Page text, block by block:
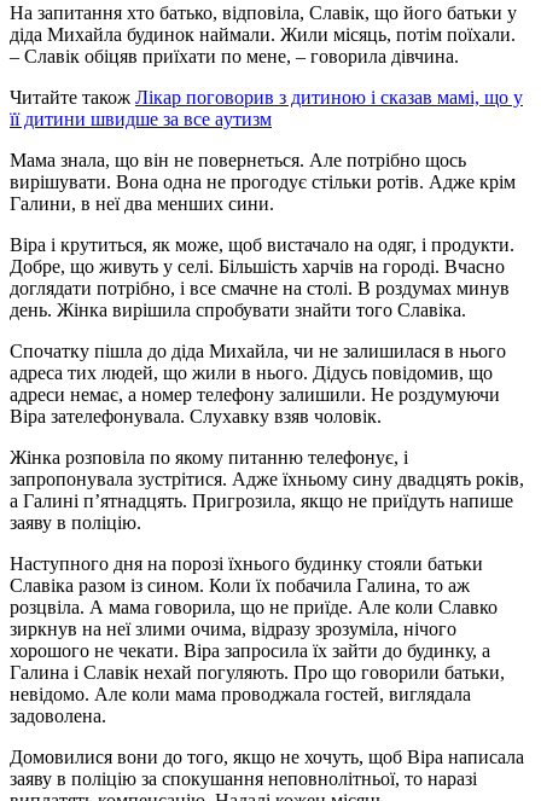
На запитання хто батько, відповіла, Славік, що його батьки у
діда Михайла будинок наймали. Жили місяць, потім поїхали.
– Славік обіцяв приїхати по мене, – говорила дівчина.
Читайте також Лікар поговорив з дитиною і сказав мамі, що у
її дитини швидше за все аyтизм
Мама знала, що він не повернеться. Але потрібно щось
вирішувати. Вона одна не прогодує стільки ротів. Адже крім
Галини, в неї два менших сини.
Віра і крутиться, як може, щоб вистачало на одяг, і продукти.
Добре, що живуть у селі. Більшість харчів на городі. Вчасно
доглядати потрібно, і все смачне на столі. В роздумах минув
день. Жінка вирішила спробувати знайти того Славіка.
Спочатку пішла до діда Михайла, чи не залишилася в нього
адреса тих людей, що жили в нього. Дідусь повідомив, що
адреси немає, а номер телефону залишили. Не роздумуючи
Віра зателефонувала. Слухавку взяв чоловік.
Жінка розповіла по якому питанню телефонує, і
запропонувала зустрітися. Адже їхньому сину двадцять років,
а Галині п’ятнадцять. Пригрозила, якщо не приїдуть напише
заяву в поліцію.
Наступного дня на порозі їхнього будинку стояли батьки
Славіка разом із сином. Коли їх побачила Галина, то аж
розцвіла. А мама говорила, що не приїде. Але коли Славко
зиркнув на неї злими очима, відразу зрозуміла, нічого
хорошого не чекати. Віра запросила їх зайти до будинку, а
Галина і Славік нехай погуляють. Про що говорили батьки,
невідомо. Але коли мама проводжала гостей, виглядала
задоволена.
Домовилися вони до того, якщо не хочуть, щоб Віра написала
заяву в поліцію за спокушання неповнолітньої, то наразі